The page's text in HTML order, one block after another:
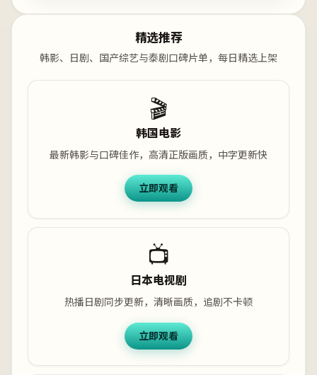
精选推荐
韩影、日剧、国产综艺与泰剧口碑片单，每日精选上架
🎬
韩国电影
最新韩影与口碑佳作，高清正版画质，中字更新快
立即观看
📺
日本电视剧
热播日剧同步更新，清晰画质，追剧不卡顿
立即观看